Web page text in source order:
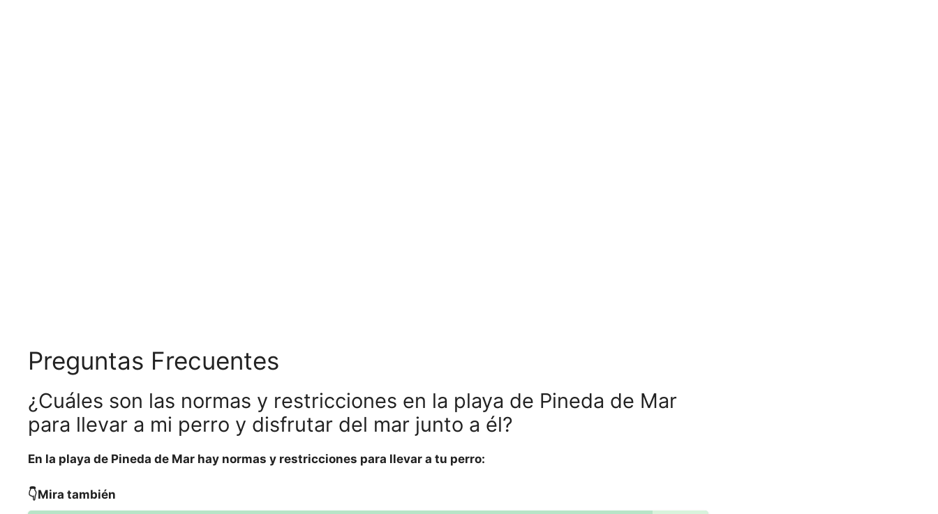
Preguntas Frecuentes
¿Cuáles son las normas y restricciones en la playa de Pineda de Mar
para llevar a mi perro y disfrutar del mar junto a él?
En la playa de Pineda de Mar hay normas y restricciones para llevar a tu perro:
👇Mira también